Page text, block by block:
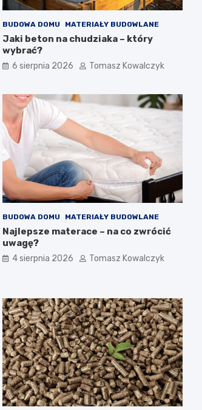
BUDOWA DOMU MATERIAŁY BUDOWLANE
Jaki beton na chudziaka – który
wybrać?
6 sierpnia 2026 Tomasz Kowalczyk
BUDOWA DOMU MATERIAŁY BUDOWLANE
Najlepsze materace – na co zwrócić
uwagę?
4 sierpnia 2026 Tomasz Kowalczyk